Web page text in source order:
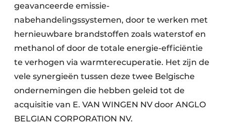
geavanceerde emissie-
nabehandelingssystemen, door te werken met
hernieuwbare brandstoffen zoals waterstof en
methanol of door de totale energie-efficiëntie
te verhogen via warmterecuperatie. Het zijn de
vele synergieën tussen deze twee Belgische
ondernemingen die hebben geleid tot de
acquisitie van E. VAN WINGEN NV door ANGLO
BELGIAN CORPORATION NV.